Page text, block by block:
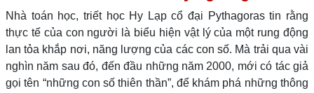
Nhà toán học, triết học Hy Lạp cổ đại Pythagoras tin rằng
thực tế của con người là biểu hiện vật lý của một rung động
lan tỏa khắp nơi, năng lượng của các con số. Mà trải qua vài
nghìn năm sau đó, đến đầu những năm 2000, mới có tác giả
gọi tên “những con số thiên thần”, để khám phá những thông